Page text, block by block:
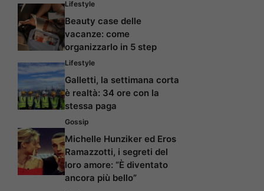
Lifestyle
Beauty case delle
vacanze: come
organizzarlo in 5 step
Lifestyle
Galletti, la settimana corta
è realtà: 34 ore con la
stessa paga
Gossip
Michelle Hunziker ed Eros
Ramazzotti, i segreti del
loro amore: “È diventato
ancora più bello”